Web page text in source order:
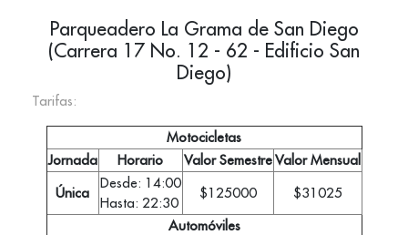
Parqueadero La Grama de San Diego
(Carrera 17 No. 12 - 62 - Edificio San
Diego)
Tarifas:
Motocicletas
Jornada
Horario Valor SemestreValor Mensual
Única
Desde: 14:00
Hasta: 22:30
$125000
$31025
Automóviles